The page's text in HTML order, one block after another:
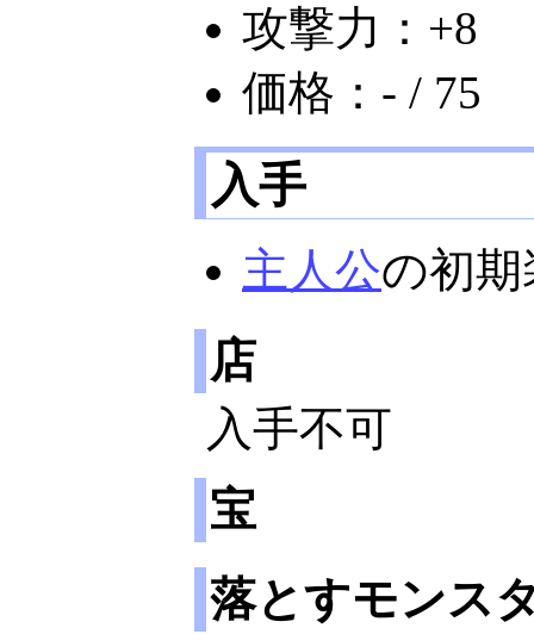
攻撃力：+8
価格：- / 75
入手
主人公の初期
店
入手不可
宝
落とすモンス